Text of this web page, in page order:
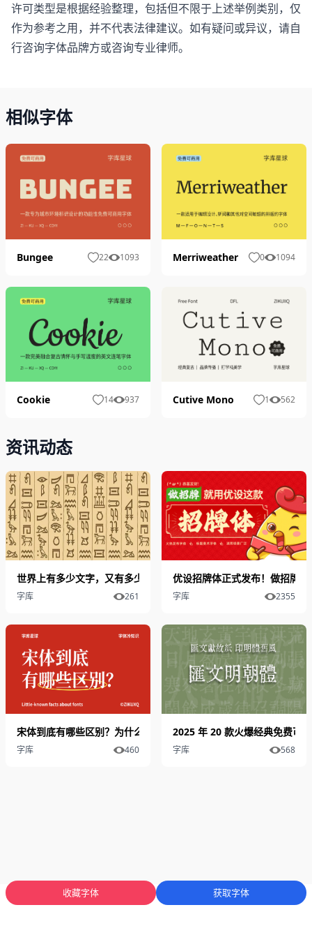
许可类型是根据经验整理，包括但不限于上述举例类别，仅
作为参考之用，并不代表法律建议。如有疑问或异议，请自
行咨询字体品牌方或咨询专业律师。
相似字体
Bungee 22 1093 Merriweather 0 1094
Cookie 14 937 Cutive Mono 1 562
资讯动态
世界上有多少文字，又有多少字体？
字库 261
优设招牌体正式发布！做招牌
字库 2355
宋体到底有哪些区别？为什么有些高级，有些却显得很“土”
字库 460
2025 年 20 款火爆经典免费可
字库 568
收藏字体 获取字体